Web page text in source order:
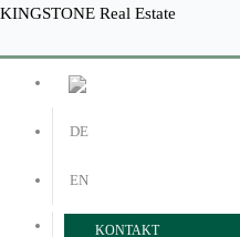
Zum
KINGSTONE Real Estate
Menü
DE
EN
KONTAKT
Menü